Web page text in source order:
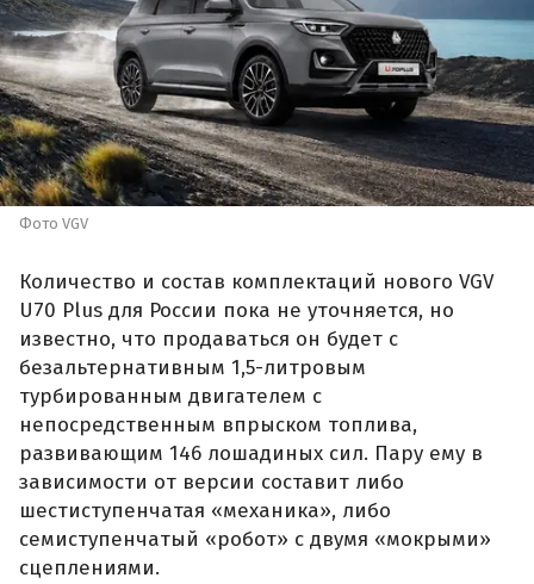
Фото VGV
Количество и состав комплектаций нового VGV
U70 Plus для России пока не уточняется, но
известно, что продаваться он будет с
безальтернативным 1,5-литровым
турбированным двигателем с
непосредственным впрыском топлива,
развивающим 146 лошадиных сил. Пару ему в
зависимости от версии составит либо
шестиступенчатая «механика», либо
семиступенчатый «робот» с двумя «мокрыми»
сцеплениями.